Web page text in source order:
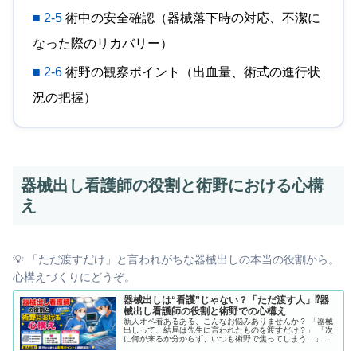
■ 2-5術中の安全確認（器械落下時の対応、不潔に
なった際のリカバリー）
■ 2-6術野の観察ポイント（出血量、術式の進行状
況の把握）
器械出し看護師の役割と術野における心構
え
💡 「ただ渡すだけ」と言われがちな器械出しの本当の役割から。
心構えづくりにどうぞ。
器械出しは“看護”じゃない？「ただ渡す人」⁉︎器
械出し看護師の役割と術野での心構え
新人オペ看あるある、こんなお悩みありませんか？ 「器械
出しって、結局は先生に言われたものを渡すだけ？」 「次
に何が来るか分からず、いつも術野で焦ってしまう…」